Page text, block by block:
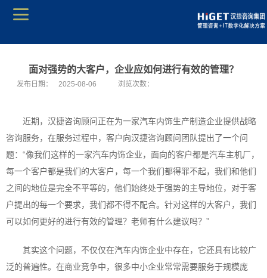
面对强势的大客户，企业应如何进行有效的管理？
发布日期： 2025-08-06 浏览次数：
近期，汉捷咨询顾问正在为一家汽车内饰生产制造企业提供战略
咨询服务，在服务过程中，客户向汉捷咨询顾问团队提出了一个问
题：“像我们这样的一家汽车内饰企业，面向的客户都是汽车主机厂，
每一个客户都是我们的大客户，每一个我们都得罪不起，我们和他们
之间的地位是完全不平等的，他们始终处于强势的主导地位，对于客
户提出的每一个要求，我们都不得不配合。针对这样的大客户，我们
可以如何更好的进行有效的管理？老师有什么建议吗？”
其实这个问题，不仅仅在汽车内饰企业中存在，它还具有比较广
泛的普遍性。在商业竞争中，很多中小企业常常需要服务于规模庞